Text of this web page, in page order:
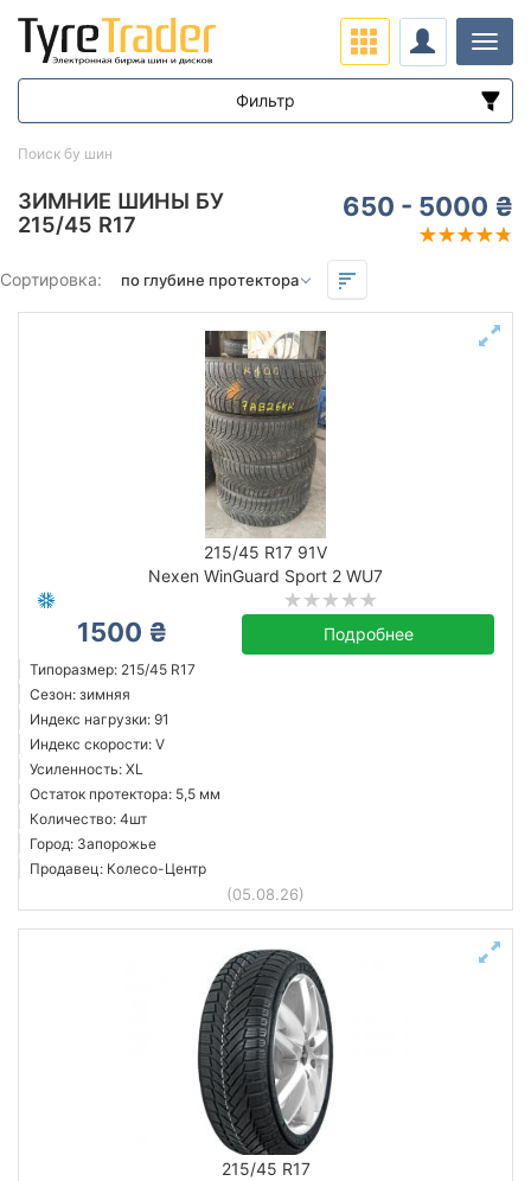
ЗИМНИЕ ШИНЫ БУ
215/45 R17
650 - 5000 ₴
Сортировка:
215/45 R17 91V
Nexen WinGuard Sport 2 WU7
1500 ₴ Подробнее
Типоразмер: 215/45 R17
Сезон: зимняя
Индекс нагрузки: 91
Индекс скорости: V
Усиленность: XL
Остаток протектора: 5,5 мм
Количество: 4шт
Город: Запорожье
Продавец: Колесо-Центр
(05.08.26)
215/45 R17
Поиск бу шин
Фильтр
Диапазон цен
от
Остаток протектора в мм.
от до
Bridgestone
Continental
Firestone
Hankook